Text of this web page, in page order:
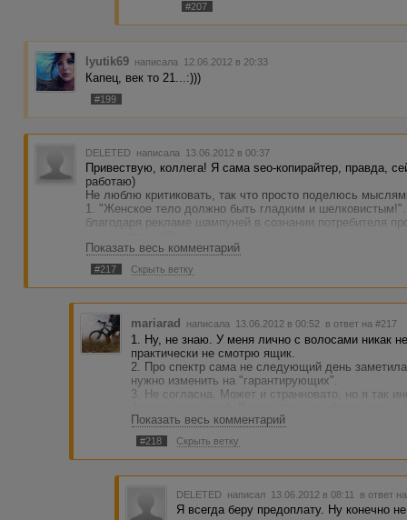
#207
lyutik69 написала 12.06.2012 в 20:33
Капец, век то 21...:)))
#199
DELETED написала 13.06.2012 в 00:37
Привествую, коллега! Я сама seo-копирайтер, правда,
работаю)
Не люблю критиковать, так что просто поделюсь
1. "Женское тело должно быть гладким и
благодаря рекламе шампуней в сознании потребителя
2. "Спектр, ... гарантирующий". Мне кажется,
спектр.
3. "быстрого перехода от жестковатых волосков к
звучит, примерно как "хочу апельсинов и замуж".
4. Поэтичная фраза в конце про туман под лучами
В целом - неплохой текст, не вижу явного повода для
Показать весь комментарий
#217 Скрыть ветку
mariarad написала 13.06.2012 в 00:52 в ответ на #217
1. Ну, не знаю. У меня лично с волосами никак
практически не смотрю ящик.
2. Про спектр сама не следующий день
нужно изменить на "гарантирующих".
3. Не согласна. Может и странновато, но я так
4. Согласна. Уже говорили об этом в данной
Спасибо за мнение, но это все мелочи. До
повелительное наклонение. Будто я силой
продающих текстов сказался.
Показать весь комментарий
#218 Скрыть ветку
DELETED написал 13.06.2012 в 08:11 в ответ
Я всегда беру предоплату. Ну конечно